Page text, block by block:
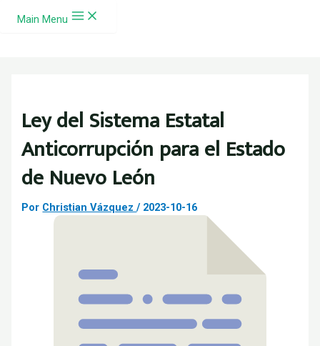
Ir al contenido
Main Menu
Ley del Sistema Estatal
Anticorrupción para el Estado
de Nuevo León
Por Christian Vázquez/ 2023-10-16